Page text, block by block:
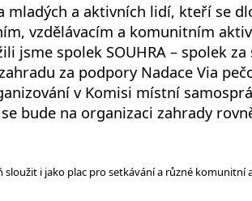
mladých a aktivních lidí, kteří se
vzdělávacím a komunitním
jsme spolek SOUHRA – spolek
za podpory Nadace Via
v Komisi místní
bude na organizaci zahrady
sloužit i jako plac pro setkávání a různé komunitní